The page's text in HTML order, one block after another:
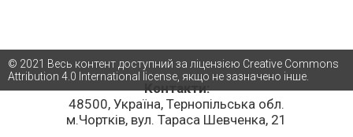
Контакти:
48500, Україна, Тернопільська обл.
м.Чортків, вул. Тараса Шевченка, 21
© 2021 Весь контент доступний за ліцензією Creative Commons
Attribution 4.0 International license, якщо не зазначено інше.